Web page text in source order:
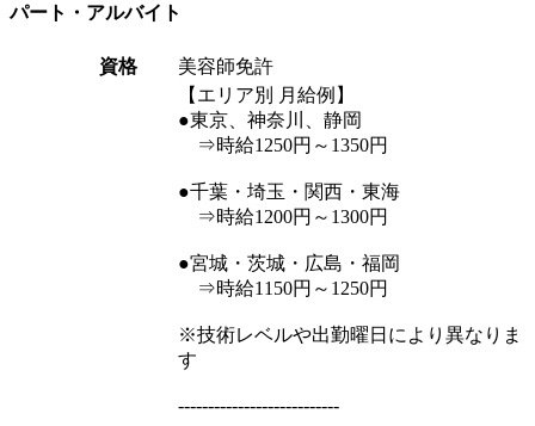
パート・アルバイト
資格 美容師免許
【エリア別 月給例】
●東京、神奈川、静岡
⇒時給1250円～1350円
●千葉・埼玉・関西・東海
⇒時給1200円～1300円
●宮城・茨城・広島・福岡
⇒時給1150円～1250円
※技術レベルや出勤曜日により異なりま
す
---------------------------